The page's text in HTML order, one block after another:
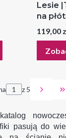
Lesie
na
Cena
119,00
z 5
pasują do